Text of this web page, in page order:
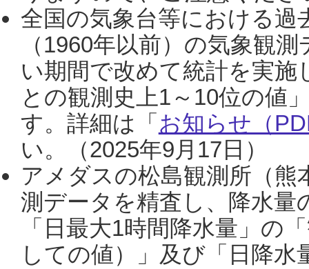
全国の気象台等における過
（1960年以前）の気象観
い期間で改めて統計を実
との観測史上1～10位の値
す。詳細は「 お知らせ（
い。（2025年9月17日）
アメダスの松島観測所（熊
測データを精査し、降水
「日最大1時間降水量」の
しての値）」及び「日降